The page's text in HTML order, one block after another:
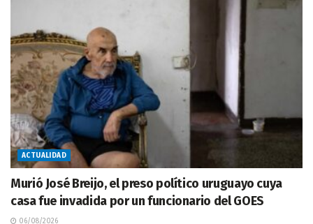
ACTUALIDAD
Murió José Breijo, el preso político uruguayo cuya
casa fue invadida por un funcionario del GOES
06/08/2026